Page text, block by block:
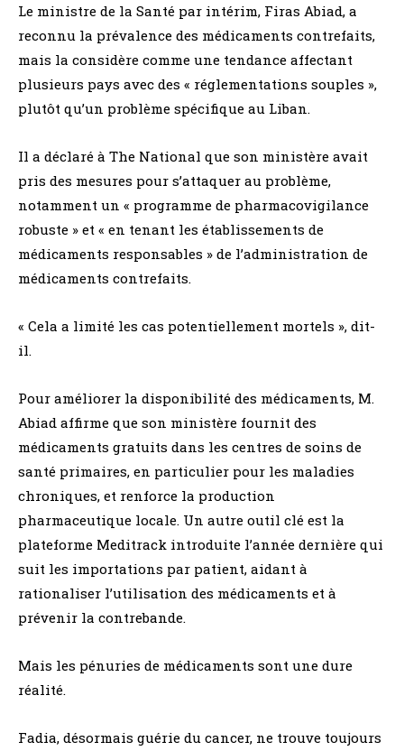
Le ministre de la Santé par intérim, Firas Abiad, a
reconnu la prévalence des médicaments contrefaits,
mais la considère comme une tendance affectant
plusieurs pays avec des « réglementations souples »,
plutôt qu’un problème spécifique au Liban.
Il a déclaré à The National que son ministère avait
pris des mesures pour s’attaquer au problème,
notamment un « programme de pharmacovigilance
robuste » et « en tenant les établissements de
médicaments responsables » de l’administration de
médicaments contrefaits.
« Cela a limité les cas potentiellement mortels », dit-
il.
Pour améliorer la disponibilité des médicaments, M.
Abiad affirme que son ministère fournit des
médicaments gratuits dans les centres de soins de
santé primaires, en particulier pour les maladies
chroniques, et renforce la production
pharmaceutique locale. Un autre outil clé est la
plateforme Meditrack introduite l’année dernière qui
suit les importations par patient, aidant à
rationaliser l’utilisation des médicaments et à
prévenir la contrebande.
Mais les pénuries de médicaments sont une dure
réalité.
Fadia, désormais guérie du cancer, ne trouve toujours